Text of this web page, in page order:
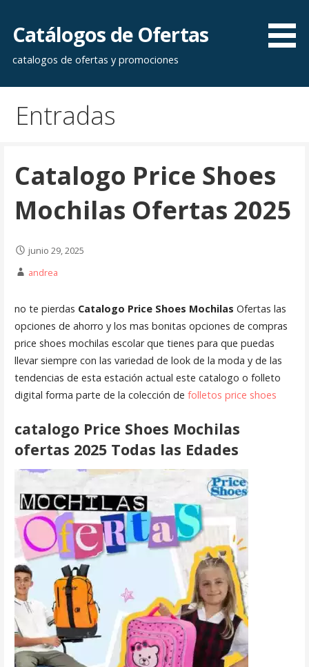
contenido
Catálogos de Ofertas
catalogos de ofertas y promociones
Entradas
Catalogo Price Shoes
Mochilas Ofertas 2025
junio 29, 2025
andrea
no te pierdas Catalogo Price Shoes Mochilas Ofertas las
opciones de ahorro y los mas bonitas opciones de compras
price shoes mochilas escolar que tienes para que puedas
llevar siempre con las variedad de look de la moda y de las
tendencias de esta estación actual este catalogo o folleto
digital forma parte de la colección de folletos price shoes
catalogo Price Shoes Mochilas
ofertas 2025 Todas las Edades